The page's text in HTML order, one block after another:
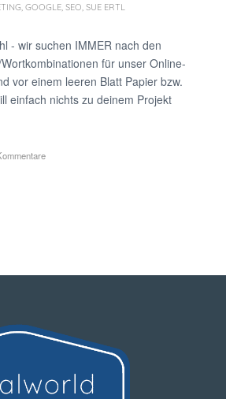
, GOOGLE, SEO, SUE ERTL
- wir suchen IMMER nach den
für unser Online-
vor einem leeren Blatt Papier bzw.
einfach nichts zu deinem Projekt